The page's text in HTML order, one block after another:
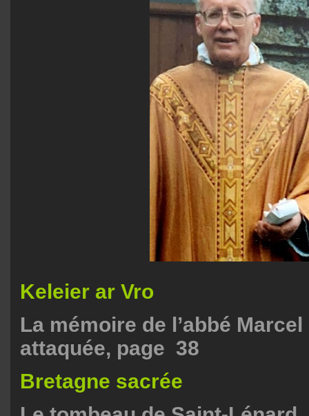
Keleier ar Vro
La mémoire de l’abbé
attaquée, page 38
Bretagne sacrée